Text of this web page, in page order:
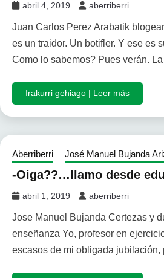
abril 4, 2019 aberriberri
Juan Carlos Perez Arabatik
es un traidor. Un botifler. Y ese es
Como lo sabemos? Pues verán. La
Irakurri gehiago | Leer más
Aberriberri José Manuel Bujanda
-Oiga??…llamo desde
abril 1, 2019 aberriberri
Jose Manuel Bujanda Certezas y
enseñanza Yo, profesor en
escasos de mi obligada jubilación,